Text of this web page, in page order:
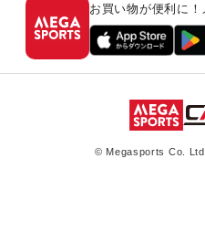
お買い物が便利に
© Megasports Co.